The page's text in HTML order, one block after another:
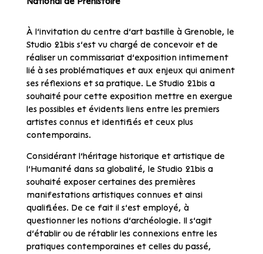
À l’invitation du centre d’art bastille à Grenoble, le
Studio 21bis s’est vu chargé de concevoir et de
réaliser un commissariat d’exposition intimement
lié à ses problématiques et aux enjeux qui animent
ses réflexions et sa pratique. Le Studio 21bis a
souhaité pour cette exposition mettre en exergue
les possibles et évidents liens entre les premiers
artistes connus et identifiés et ceux plus
contemporains.
Considérant l’héritage historique et artistique de
l’Humanité dans sa globalité, le Studio 21bis a
souhaité exposer certaines des premières
manifestations artistiques connues et ainsi
qualifiées. De ce fait il s’est employé, à
questionner les notions d’archéologie. Il s’agit
d’établir ou de rétablir les connexions entre les
pratiques contemporaines et celles du passé,